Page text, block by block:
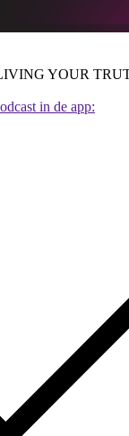
YOUR
in de app: